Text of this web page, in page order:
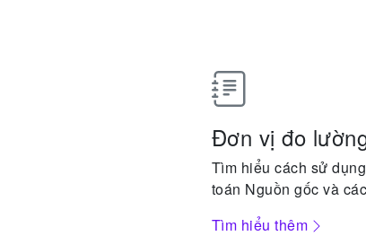
Đơn vị đo
Tìm hiểu cách sử
toán Nguồn gốc và
Tìm hiểu thêm